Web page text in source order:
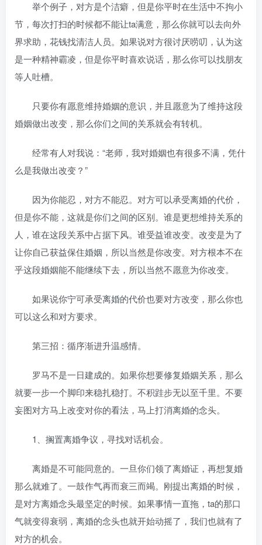
举个例子，对方是个洁癖，但是你平时在生活中不拘小
节，每次打扫的时候都不能让ta满意，那么你就可以去向外
界求助，花钱找清洁人员。如果说对方很讨厌唠叨，认为这
是一种精神霸凌，但是你平时喜欢说话，那么你可以找朋友
等人吐槽。
只要你有愿意维持婚姻的意识，并且愿意为了维持这段
婚姻做出改变，那么你们之间的关系就会有转机。
经常有人对我说：“老师，我对婚姻也有很多不满，凭什
么是我做出改变？”
因为你能忍，对方不能忍。对方可以承受离婚的代价，
但是你不能，这就是你们之间的区别。谁是更想维持关系的
人，谁在这段关系中占据下风。谁受益谁改变。改变是为了
让你自己获益保住婚姻，所以当然是你改变。对方根本不在
乎这段婚姻能不能继续下去，所以当然不愿意为你改变。
如果说你宁可承受离婚的代价也要对方改变，那么你也
可以这么和对方要求。
第三招：循序渐进升温感情。
罗马不是一日建成的。如果你想要修复婚姻关系，那么
就要一步一个脚印来稳扎稳打。不积跬步无以至千里。不要
妄图对方马上改变对你的看法，马上打消离婚的念头。
1、搁置离婚争议，寻找对话机会。
离婚是不可能同意的。一旦你们领了离婚证，再想复婚
那么就难了。一鼓作气再而衰三而竭。刚提出离婚的时候，
是对方离婚念头最坚定的时候。如果事情一直拖，ta的那口
气就变得衰弱，离婚的念头也就开始动摇了，我们也就有了
对方的机会。